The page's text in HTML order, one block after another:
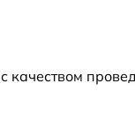
качеством